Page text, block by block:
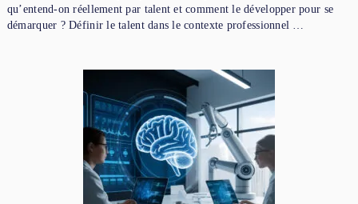
qu’entend-on réellement par talent et comment le développer pour se
démarquer ? Définir le talent dans le contexte professionnel …